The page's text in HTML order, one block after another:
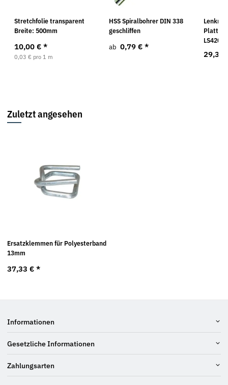
Stretchfolie transparent
Breite: 500mm
10,00 € *
0,03 € pro 1 m
HSS Spiralbohrer DIN 338
geschliffen
ab 0,79 € *
29,32
Zuletzt angesehen
Ersatzklemmen für Polyesterband
13mm
37,33 € *
Informationen
Gesetzliche Informationen
Zahlungsarten